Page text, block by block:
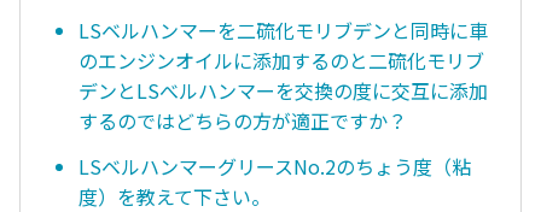
LSベルハンマーを二硫化モリブデンと同時に車
のエンジンオイルに添加するのと二硫化モリブ
デンとLSべルハンマーを交換の度に交互に添加
するのではどちらの方が適正ですか？
LSベルハンマーグリースNo.2のちょう度（粘
度）を教えて下さい。